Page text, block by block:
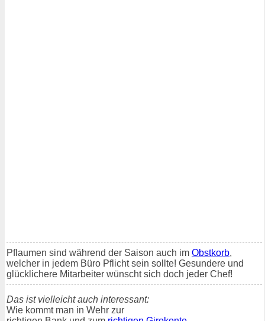
Pflaumen sind während der Saison auch im Obstkorb,
welcher in jedem Büro Pflicht sein sollte! Gesundere und
glücklichere Mitarbeiter wünscht sich doch jeder Chef!
Das ist vielleicht auch interessant:
Wie kommt man in Wehr zur